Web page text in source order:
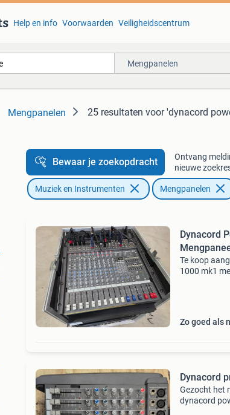
Help en info Voorwaarden Veiligheidscentrum
Mengpanelen
Mengpanelen 25 resultaten voor 'dynacord
Bewaar je zoekopdracht
Ontvang
nieuwe
Muziek en Instrumenten Mengpanelen
Dynacord
Te koop
1000 mk1
Zo goed als
Dynacord
Gezocht het
dynacord